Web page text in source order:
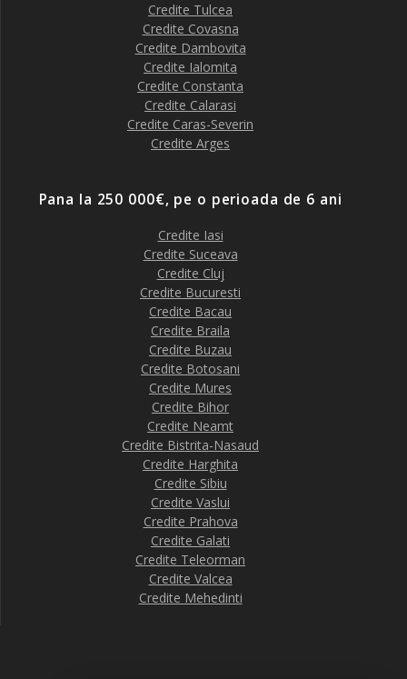
Credite Tulcea
Credite Covasna
Credite Dambovita
Credite Ialomita
Credite Constanta
Credite Calarasi
Credite Caras-Severin
Credite Arges
Pana la 250 000€, pe o perioada de 6 ani
Credite Iasi
Credite Suceava
Credite Cluj
Credite Bucuresti
Credite Bacau
Credite Braila
Credite Buzau
Credite Botosani
Credite Mures
Credite Bihor
Credite Neamt
Credite Bistrita-Nasaud
Credite Harghita
Credite Sibiu
Credite Vaslui
Credite Prahova
Credite Galati
Credite Teleorman
Credite Valcea
Credite Mehedinti